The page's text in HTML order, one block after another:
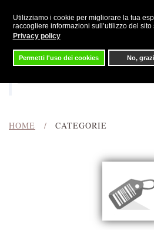
Utilizziamo i cookie per migliorare la tua
raccogliere informazioni sull’utilizzo del sito
Privacy policy
Permetti l'uso dei cookies No,
Skip to main content
HOME CATEGORIE